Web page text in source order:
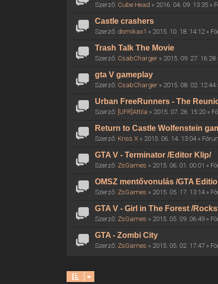
Szerző: Cube Head » 2016. 04. 09. 13:35 »
Castle crashers
Szerző: domikax1 » 2015. 10. 18. 14:12 »
Trash Talk The Movie
Szerző: CsabCharger » 2015. 09. 27.
gta V gameplay
Szerző: CsabCharger » 2015. 08. 02.
Urban FreeRunners - The
Szerző: [UFR]Attila » 2015. 07. 26. 15:20 »
Return to Castle Wolfenstein
Szerző: Kriss X » 2015. 06. 14. 13:04 »
GTA V - Terminator /Editor Klip/
Szerző: ZsGames » 2015. 06. 01. 00:01 »
OMSZ mentővonulás /GTA
Szerző: ZsGames » 2015. 05. 17. 13:14 »
GTA V - Girl in The Forest /
Szerző: ZsGames » 2015. 05. 09. 06:49 »
GTA - Zombi City
Szerző: ZsGames » 2015. 05. 02. 17:47 »